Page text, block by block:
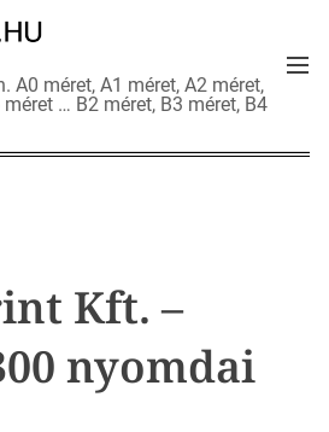
A0 méret, A1 méret, A2 méret,
… B2 méret, B3 méret, B4
M
Kft. –
nyomdai